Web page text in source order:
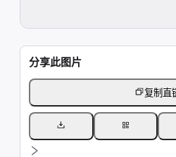
分享此图片
复制直